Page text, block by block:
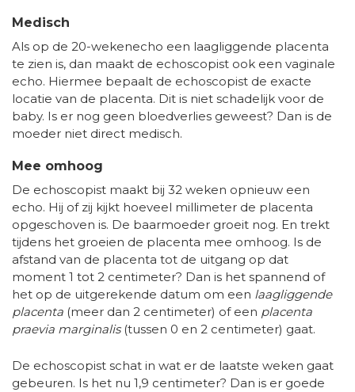
Medisch
Als op de 20-wekenecho een laagliggende placenta
te zien is, dan maakt de echoscopist ook een vaginale
echo. Hiermee bepaalt de echoscopist de exacte
locatie van de placenta. Dit is niet schadelijk voor de
baby. Is er nog geen bloedverlies geweest? Dan is de
moeder niet direct medisch.
Mee omhoog
De echoscopist maakt bij 32 weken opnieuw een
echo. Hij of zij kijkt hoeveel millimeter de placenta
opgeschoven is. De baarmoeder groeit nog. En trekt
tijdens het groeien de placenta mee omhoog. Is de
afstand van de placenta tot de uitgang op dat
moment 1 tot 2 centimeter? Dan is het spannend of
het op de uitgerekende datum om een laagliggende
placenta (meer dan 2 centimeter) of een placenta
praevia marginalis(tussen 0 en 2 centimeter) gaat.
De echoscopist schat in wat er de laatste weken gaat
gebeuren. Is het nu 1,9 centimeter? Dan is er goede